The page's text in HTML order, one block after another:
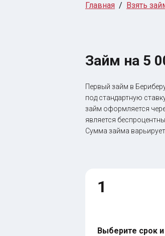
Главная Взять
Займ на 5
Первый займ в
под стандартную
займ оформляется
является
Сумма займа
1
Выберите срок и